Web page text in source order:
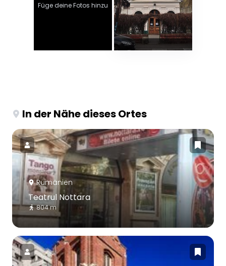
Füge deine Fotos hinzu
In der Nähe dieses Ortes
Rumänien
Teatrul Nottara
804 m